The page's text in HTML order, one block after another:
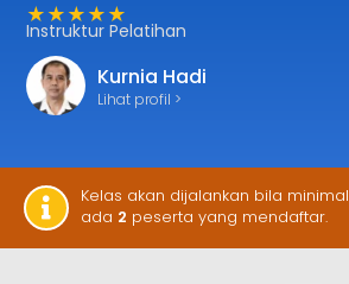
★★★★★
Instruktur Pelatihan
Kurnia Hadi
Lihat profil >
Kelas akan dijalankan bila minimal
ada 2 peserta yang mendaftar.